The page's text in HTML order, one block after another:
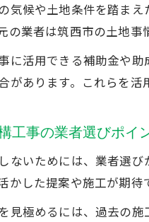
気候や土地条件を踏ま
の業者は筑西市の土地事
に活用できる補助金や
があります。これらを活
工事の業者選びポイ
ないためには、業者選
かした提案や施工が期待
見極めるには、過去の